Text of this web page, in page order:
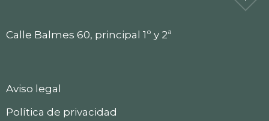
Calle Balmes 60, principal 1º y 2ª
Aviso legal
Política de privacidad